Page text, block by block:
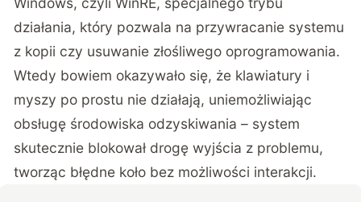
działania, który pozwala na przywracanie systemu
z kopii czy usuwanie złośliwego oprogramowania.
Wtedy bowiem okazywało się, że klawiatury i
myszy po prostu nie działają, uniemożliwiając
obsługę środowiska odzyskiwania – system
skutecznie blokował drogę wyjścia z problemu,
tworząc błędne koło bez możliwości interakcji.